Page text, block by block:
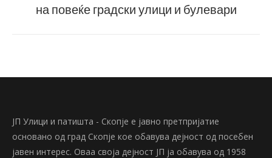
post:
на повеќе градски улици и булевари
ЈП Улици и патишта - Скопје е јавно претпријатие
основано од град Скопје кое обавува дејност од посебен
јавен интерес. Оваа своја дејност ЈП ја обавува од 1958